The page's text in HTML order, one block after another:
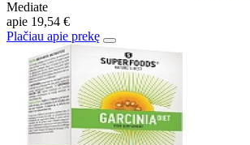
Mediate
apie 19,54 €
Plačiau apie prekę